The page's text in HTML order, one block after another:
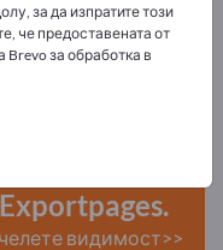
в
– Бизнес
компания
видимост>>
за да изпратите този
че предоставената от
за обработка в